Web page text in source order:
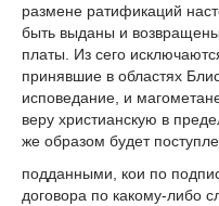
размене ратификаций
быть выданы и
платы. Из сего
принявшие в областях
исповедание, и
веру христианскую в
же образом будет
подданными, кои по
договора по какому-либо